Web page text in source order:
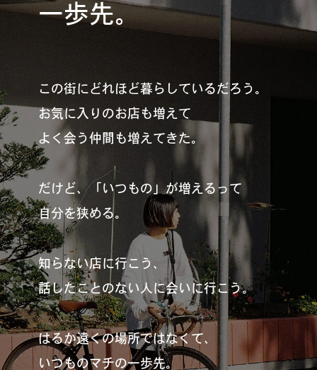
#花・植物と暮らそう
#編集部の好きな店
#飛行機で行かない海外旅
# 札幌カレー探訪
#狸の一歩
#この車と暮らす理由
一歩先。
この街にどれほど暮らしているだろう。
お気に入りのお店も増えて
よく会う仲間も増えてきた。
だけど、「いつもの」が増えるって
自分を狭める。
知らない店に行こう、
話したことのない人に会いに行こう。
はるか遠くの場所ではなくて、
いつものマチの一歩先。